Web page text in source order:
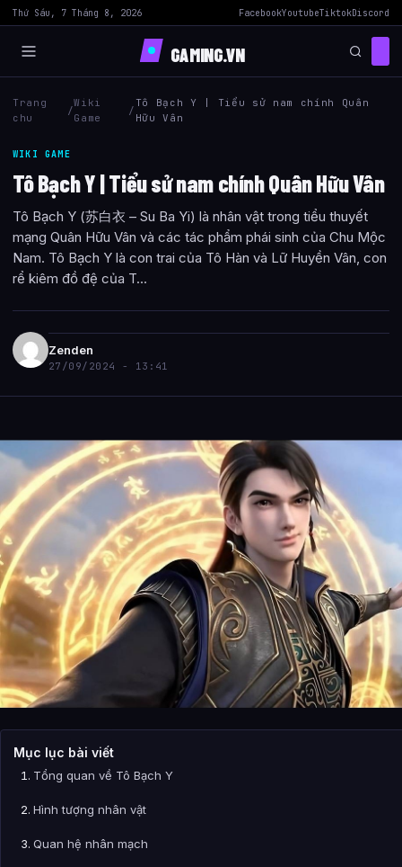
Thứ Sáu, 7 Tháng 8, 2026 FacebookYoutubeTiktokDiscord
GAMING.VN
Trang
chu
/
Wiki
Game
/
Tô Bạch Y | Tiểu sử nam chính Quân
Hữu Vân
WIKI GAME
Tô Bạch Y | Tiểu sử nam chính Quân Hữu Vân
Tô Bạch Y (苏白衣 – Su Ba Yi) là nhân vật trong tiểu thuyết
mạng Quân Hữu Vân và các tác phẩm phái sinh của Chu Mộc
Nam. Tô Bạch Y là con trai của Tô Hàn và Lữ Huyền Vân, con
rể kiêm đồ đệ của T...
Zenden
27/09/2024 - 13:41
Mục lục bài viết
Tổng quan về Tô Bạch Y
Hình tượng nhân vật
Quan hệ nhân mạch